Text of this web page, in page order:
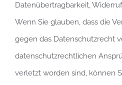
Datenübertragbarkeit,
Wenn Sie glauben, dass die
gegen das Datenschutzrecht
datenschutzrechtlichen
verletzt worden sind, können